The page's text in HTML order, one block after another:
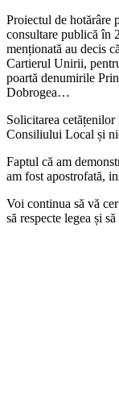
Proiectul de hotărâre
consultare publică în
menționată au decis
Cartierul Unirii,
poartă denumirile
Dobrogea…
Solicitarea
Consiliului Local și
Faptul că am
am fost apostrofată,
Voi continua să vă
să respecte legea și